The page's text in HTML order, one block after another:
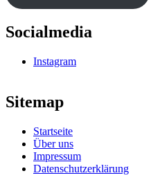
Socialmedia
Instagram
Sitemap
Startseite
Über uns
Impressum
Datenschutzerklärung